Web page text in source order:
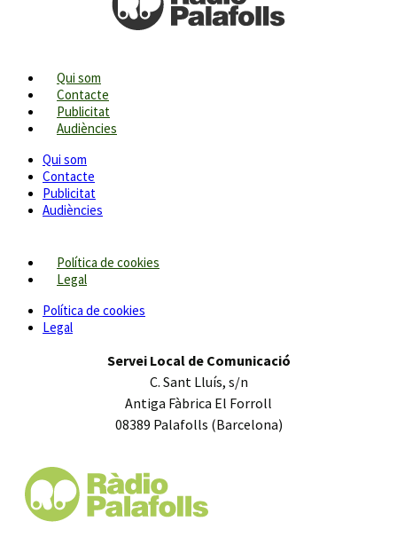
Qui som
Contacte
Publicitat
Audiències
Qui som
Contacte
Publicitat
Audiències
Política de cookies
Legal
Política de cookies
Legal
Servei Local de Comunicació
C. Sant Lluís, s/n
Antiga Fàbrica El Forroll
08389 Palafolls (Barcelona)